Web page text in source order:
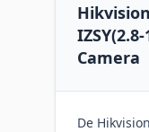
Camera
De